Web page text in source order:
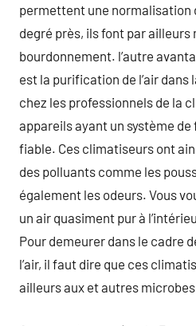
permettent une normalisation
degré près, ils font par ailleurs
bourdonnement. l’autre
est la purification de l’air dans
chez les professionnels de la
appareils ayant un système
fiable. Ces climatiseurs ont
des polluants comme les
également les odeurs. Vous
un air quasiment pur à
Pour demeurer dans le cadre
l’air, il faut dire que ces
ailleurs aux et autres